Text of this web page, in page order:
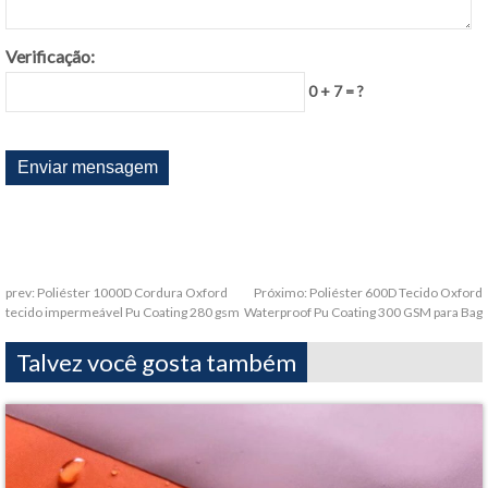
Verificação:
0 + 7 = ?
prev: Poliéster 1000D Cordura Oxford
tecido impermeável Pu Coating 280 gsm
Próximo: Poliéster 600D Tecido Oxford
Waterproof Pu Coating 300 GSM para Bag
Talvez você gosta também